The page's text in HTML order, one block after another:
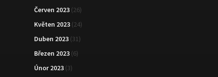
Červen 2023 (26)
Květen 2023 (24)
Duben 2023 (31)
Březen 2023 (6)
Únor 2023 (3)